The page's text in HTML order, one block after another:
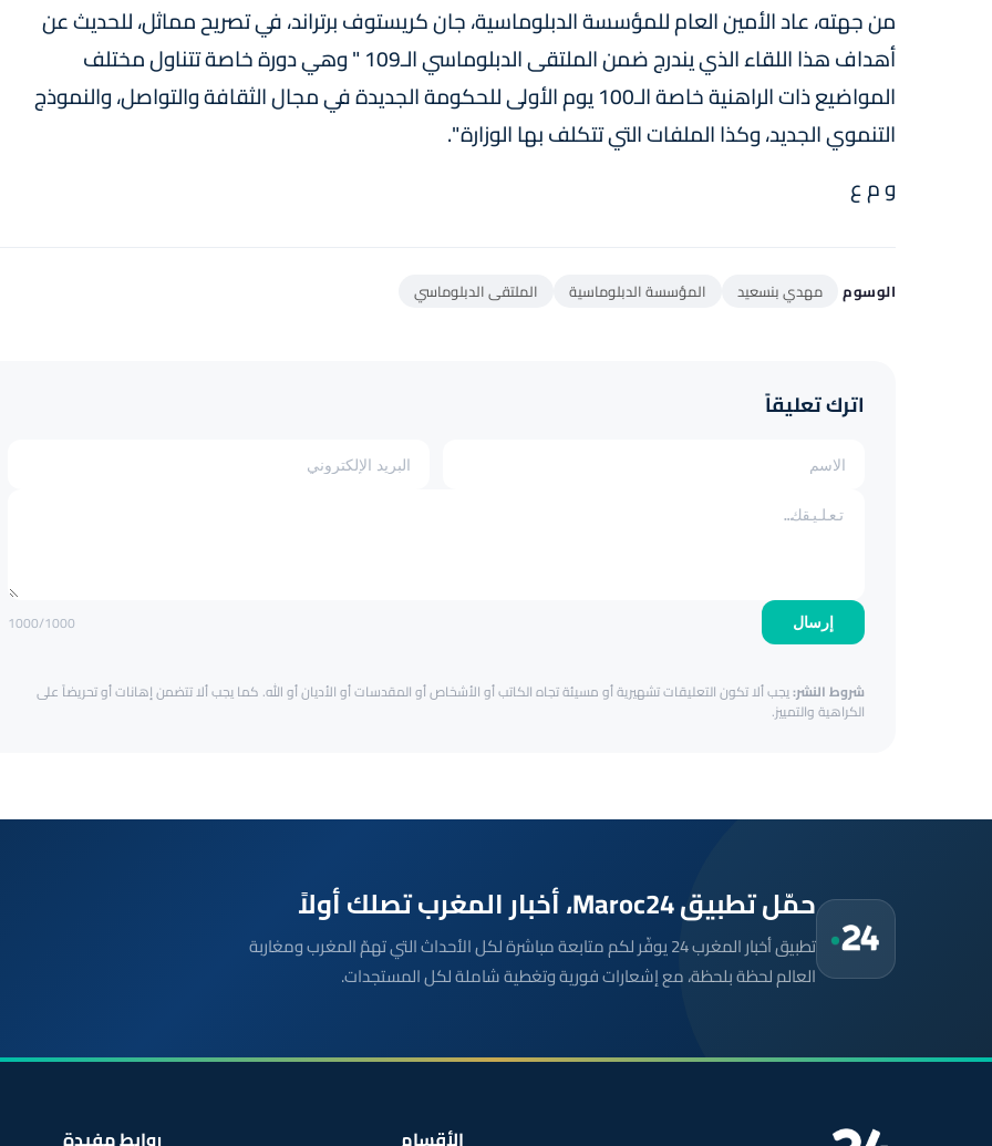
من جهته، عاد الأمين العام للمؤسسة الدبلوماسية، جان كريستوف برتراند، في تصريح مماثل، للحديث عن
أهداف هذا اللقاء الذي يندرج ضمن الملتقى الدبلوماسي الـ109 " وهي دورة خاصة تتناول مختلف
المواضيع ذات الراهنية خاصة الـ100 يوم الأولى للحكومة الجديدة في مجال الثقافة والتواصل، والنموذج
التنموي الجديد، وكذا الملفات التي تتكلف بها الوزارة ".
و م ع
الوسوم مهدي بنسعيد المؤسسة الدبلوماسية الملتقى الدبلوماسي
اترك تعليقاً
إرسال 1000/1000
شروط النشر:يجب ألا تكون التعليقات تشهيرية أو مسيئة تجاه الكاتب أو الأشخاص أو المقدسات أو الأديان أو الله. كما يجب ألا تتضمن إهانات أو تحريضاً على
الكراهية والتمييز.
حمّل تطبيق Maroc24، أخبار المغرب تصلك أولاً
تطبيق أخبار المغرب 24 يوفّر لكم متابعة مباشرة لكل الأحداث التي تهمّ المغرب ومغاربة
العالم لحظة بلحظة، مع إشعارات فورية وتغطية شاملة لكل المستجدات.